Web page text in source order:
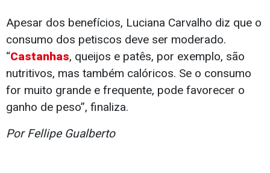
Apesar dos benefícios, Luciana Carvalho diz que o
consumo dos petiscos deve ser moderado.
“Castanhas, queijos e patês, por exemplo, são
nutritivos, mas também calóricos. Se o consumo
for muito grande e frequente, pode favorecer o
ganho de peso”, finaliza.
Por Fellipe Gualberto